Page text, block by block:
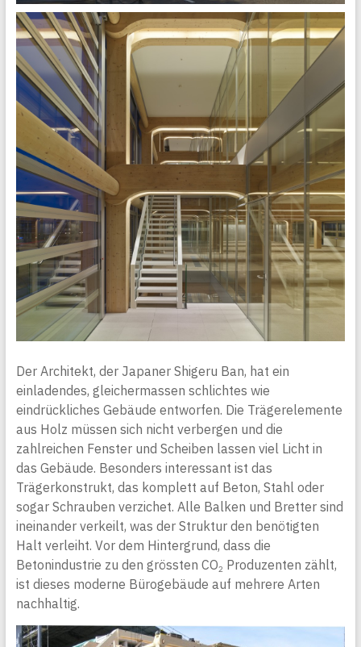
Der Architekt, der Japaner Shigeru Ban, hat ein
einladendes, gleichermassen schlichtes wie
eindrückliches Gebäude entworfen. Die Trägerelemente
aus Holz müssen sich nicht verbergen und die
zahlreichen Fenster und Scheiben lassen viel Licht in
das Gebäude. Besonders interessant ist das
Trägerkonstrukt, das komplett auf Beton, Stahl oder
sogar Schrauben verzichet. Alle Balken und Bretter sind
ineinander verkeilt, was der Struktur den benötigten
Halt verleiht. Vor dem Hintergrund, dass die
Betonindustrie zu den grössten CO2 Produzenten zählt,
ist dieses moderne Bürogebäude auf mehrere Arten
nachhaltig.